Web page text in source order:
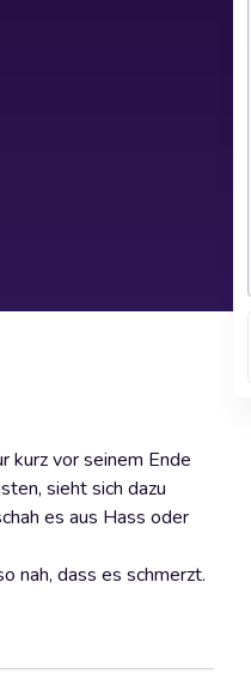
kurz vor seinem Ende
sieht sich dazu
es aus Hass oder
nah, dass es schmerzt.